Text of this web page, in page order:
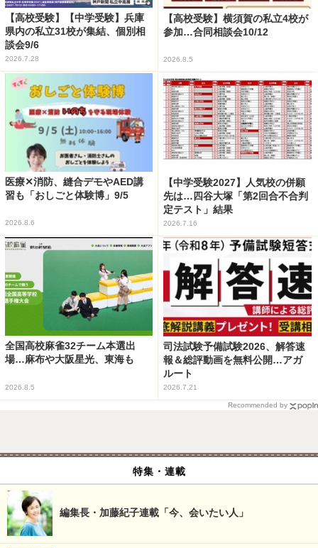
【高校受験】【中学受験】兵庫
県内の私立31校が集結、個別相
談会9/6
2026.7.28
【高校受験】横須賀の私立4校が
参加…合同相談会10/12
2026.8.5
医療✕消防、縫合デモやAED講
習も「おしごと体験博」9/5
2026.8.6
【中学受験2027】人気校の併願
先は…四谷大塚「第2回合不合判
定テスト」結果
2026.7.16
全国高校麻雀32チーム本選出
場…麻布や大阪星光、東海も
2026.8.5
司法試験予備試験2026、解答速
報＆総評動画を無料公開…アガ
ルート
2026.7.21
Recommended by
特集・連載
編集長・加藤紀子連載「今、会いたい人」